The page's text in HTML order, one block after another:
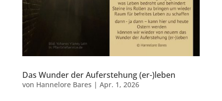
Das Wunder der Auferstehung (er-)leben
von Hannelore Bares | Apr. 1, 2026